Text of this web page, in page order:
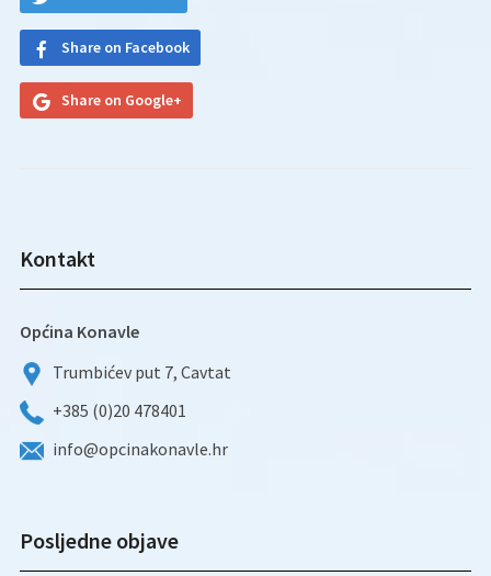
Share on Facebook
Share on Google+
Kontakt
Općina Konavle
Trumbićev put 7, Cavtat
+385 (0)20 478401
info@opcinakonavle.hr
Posljedne objave